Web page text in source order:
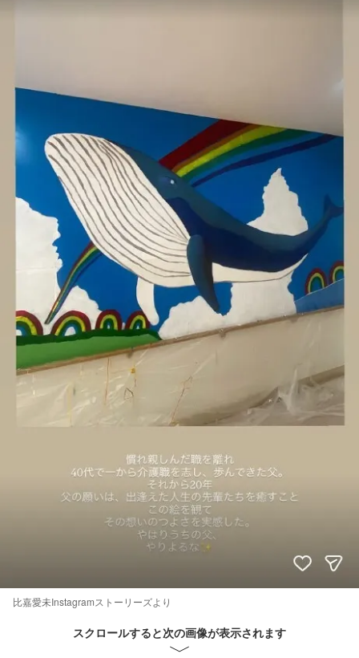
比嘉愛未Instagramストーリーズより
スクロールすると次の画像が表示されます